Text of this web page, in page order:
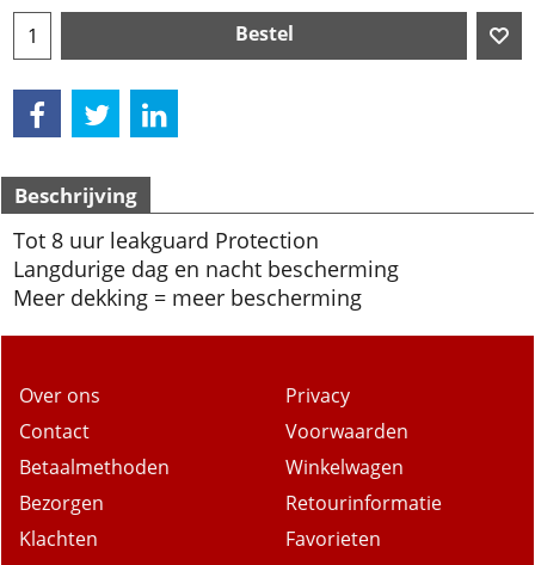
Bestel
Beschrijving
Tot 8 uur leakguard Protection
Langdurige dag en nacht bescherming
Meer dekking = meer bescherming
Over ons
Contact
Betaalmethoden
Bezorgen
Klachten
Privacy
Voorwaarden
Winkelwagen
Retourinformatie
Favorieten